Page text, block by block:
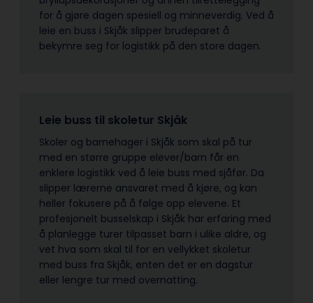
for å gjøre dagen spesiell og minneverdig. Ved å
leie en buss i Skjåk slipper brudeparet å
bekymre seg for logistikk på den store dagen.
Leie buss til skoletur Skjåk
Skoler og barnehager i Skjåk som skal på tur
med en større gruppe elever/barn får en
enklere logistikk ved å leie buss med sjåfør. Da
slipper lærerne ansvaret med å kjøre, og kan
heller fokusere på å følge opp elevene. Et
profesjonelt busselskap i Skjåk har erfaring med
å planlegge turer tilpasset barn i ulike aldre, og
vet hva som skal til for en vellykket skoletur
med buss fra Skjåk, enten det er en dagstur
eller lengre tur med overnatting.